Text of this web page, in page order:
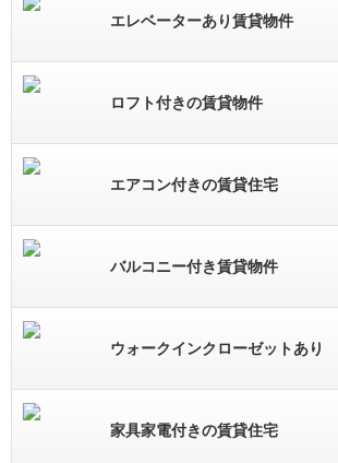
エレベーターあり賃貸物件
ロフト付きの賃貸物件
エアコン付きの賃貸住宅
バルコニー付き賃貸物件
ウォークインクローゼットあり
家具家電付きの賃貸住宅